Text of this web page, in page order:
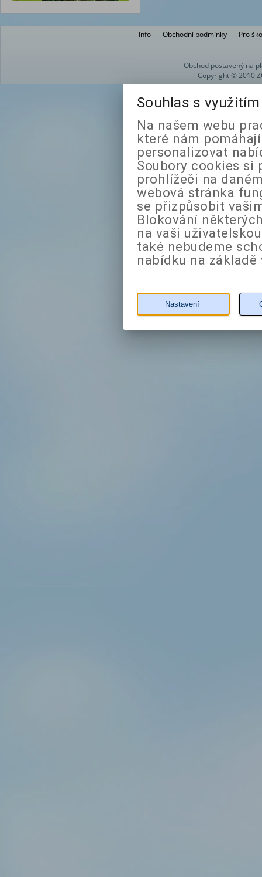
Info Obchodní podmínky Pro
Obchod postavený na
Copyright © 2010
Souhlas s
Na našem webu
které nám
personalizovat
Soubory cookies si
prohlížeči na
webová stránka
se přizpůsobit
Blokování
na vaši
také nebudeme
nabídku na
Nastavení